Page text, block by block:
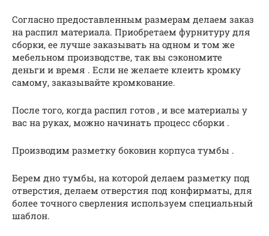
Согласно предоставленным размерам делаем заказ
на распил материала. Приобретаем фурнитуру для
сборки, ее лучше заказывать на одном и том же
мебельном производстве, так вы сэкономите
деньги и время . Если не желаете клеить кромку
самому, заказывайте кромкование.
После того, когда распил готов , и все материалы у
вас на руках, можно начинать процесс сборки .
Производим разметку боковин корпуса тумбы .
Берем дно тумбы, на которой делаем разметку под
отверстия, делаем отверстия под конфирматы, для
более точного сверления используем специальный
шаблон.